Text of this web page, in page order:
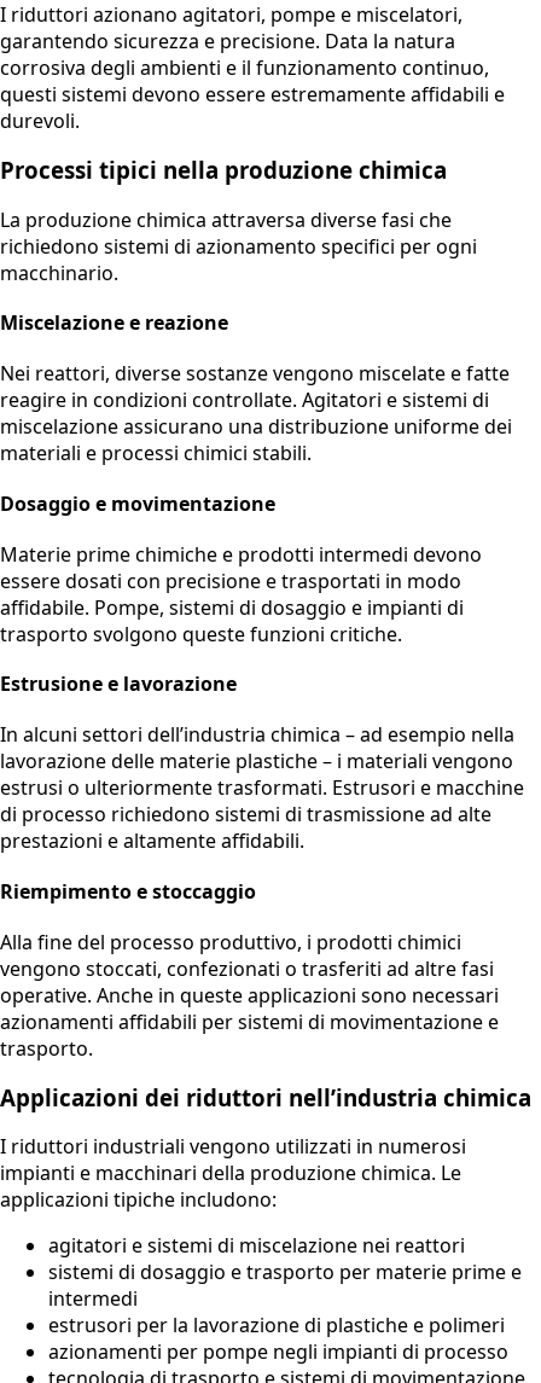
I riduttori azionano agitatori, pompe e miscelatori,
garantendo sicurezza e precisione. Data la natura
corrosiva degli ambienti e il funzionamento continuo,
questi sistemi devono essere estremamente affidabili e
durevoli.
Processi tipici nella produzione chimica
La produzione chimica attraversa diverse fasi che
richiedono sistemi di azionamento specifici per ogni
macchinario.
Miscelazione e reazione
Nei reattori, diverse sostanze vengono miscelate e fatte
reagire in condizioni controllate. Agitatori e sistemi di
miscelazione assicurano una distribuzione uniforme dei
materiali e processi chimici stabili.
Dosaggio e movimentazione
Materie prime chimiche e prodotti intermedi devono
essere dosati con precisione e trasportati in modo
affidabile. Pompe, sistemi di dosaggio e impianti di
trasporto svolgono queste funzioni critiche.
Estrusione e lavorazione
In alcuni settori dell’industria chimica – ad esempio nella
lavorazione delle materie plastiche – i materiali vengono
estrusi o ulteriormente trasformati. Estrusori e macchine
di processo richiedono sistemi di trasmissione ad alte
prestazioni e altamente affidabili.
Riempimento e stoccaggio
Alla fine del processo produttivo, i prodotti chimici
vengono stoccati, confezionati o trasferiti ad altre fasi
operative. Anche in queste applicazioni sono necessari
azionamenti affidabili per sistemi di movimentazione e
trasporto.
Applicazioni dei riduttori nell’industria chimica
I riduttori industriali vengono utilizzati in numerosi
impianti e macchinari della produzione chimica. Le
applicazioni tipiche includono:
agitatori e sistemi di miscelazione nei reattori
sistemi di dosaggio e trasporto per materie prime e
intermedi
estrusori per la lavorazione di plastiche e polimeri
azionamenti per pompe negli impianti di processo